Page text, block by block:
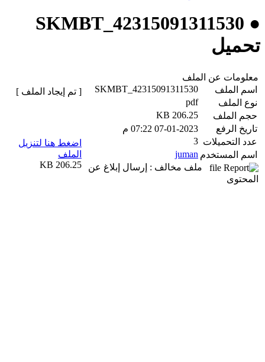
● SKMBT_42315091311530
تحميل
معلومات عن الملف
اسم الملف
SKMBT_42315091311530
نوع الملف
pdf
حجم الملف
206.25 KB
تاريخ الرفع
07-01-2023 07:22 م
عدد التحميلات 3
اسم المستخدم juman
ملف مخالف : إرسال إبلاغ عن
المحتوى
[ تم إيجاد الملف ]
اضغط هنا لتنزيل
الملف
206.25 KB